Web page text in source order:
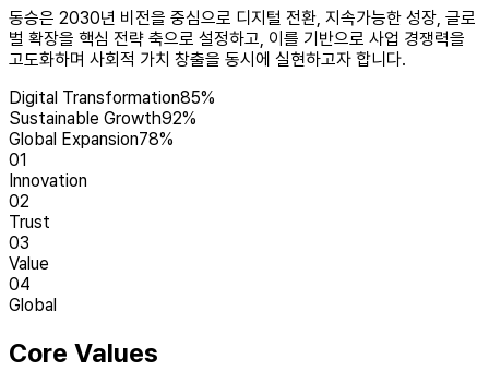
동승은 2030년 비전을 중심으로 디지털 전환, 지속가능한 성장, 글로
벌 확장을 핵심 전략 축으로 설정하고, 이를 기반으로 사업 경쟁력을
고도화하며 사회적 가치 창출을 동시에 실현하고자 합니다.
Digital Transformation85%
Sustainable Growth92%
Global Expansion78%
01
Innovation
02
Trust
03
Value
04
Global
Core Values